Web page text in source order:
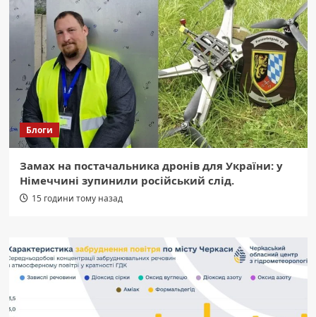
Блоги
Замах на постачальника дронів для України: у
Німеччині зупинили російський слід.
15 години тому назад